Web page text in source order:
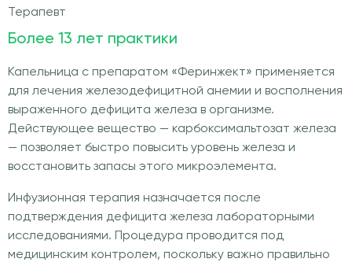
Терапевт
Более 13 лет практики
Капельница с препаратом «Феринжект» применяется
для лечения железодефицитной анемии и восполнения
выраженного дефицита железа в организме.
Действующее вещество — карбоксимальтозат железа
— позволяет быстро повысить уровень железа и
восстановить запасы этого микроэлемента.
Инфузионная терапия назначается после
подтверждения дефицита железа лабораторными
исследованиями. Процедура проводится под
медицинским контролем, поскольку важно правильно